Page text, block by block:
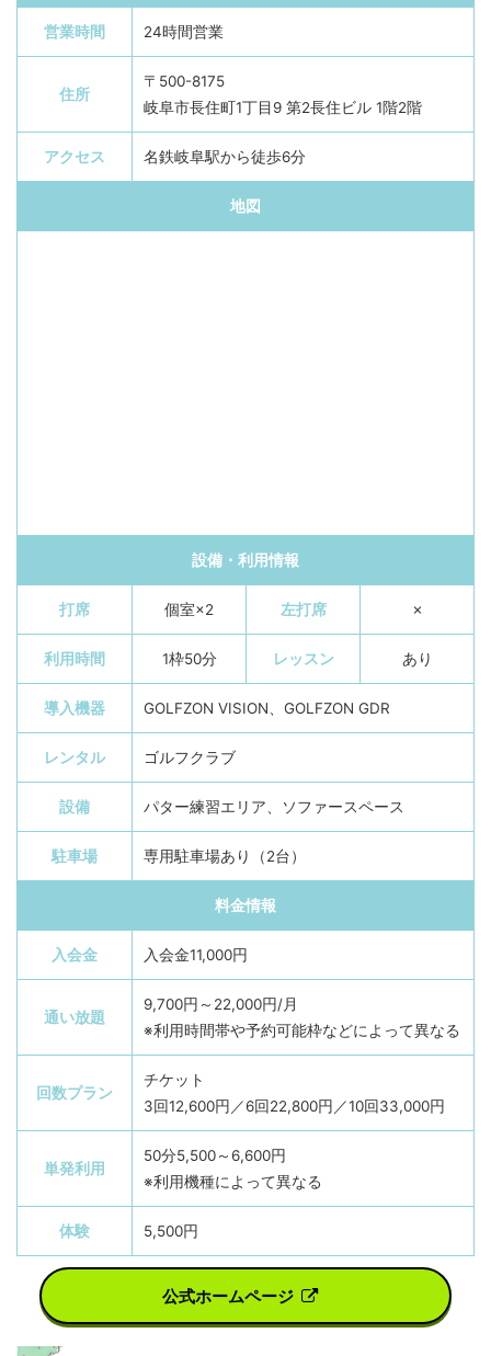
営業時間 24時間営業
住所
〒500-8175
岐阜市長住町1丁目9 第2長住ビル 1階2階
アクセス 名鉄岐阜駅から徒歩6分
地図
設備・利用情報
打席 個室×2 左打席 ✗
利用時間 1枠50分 レッスン あり
導入機器 GOLFZON VISION、GOLFZON GDR
レンタル ゴルフクラブ
設備 パター練習エリア、ソファースペース
駐車場 専用駐車場あり（2台）
料金情報
入会金 入会金11,000円
通い放題
9,700円～22,000円/月
※利用時間帯や予約可能枠などによって異なる
回数プラン
チケット
3回12,600円／6回22,800円／10回33,000円
単発利用
50分5,500～6,600円
※利用機種によって異なる
体験 5,500円
公式ホームページ